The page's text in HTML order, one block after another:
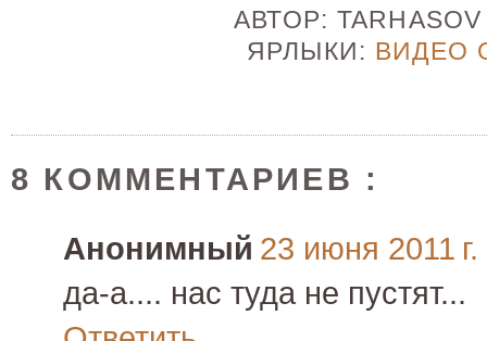
АВТОР:
ЯРЛЫКИ: ВИДЕО
8 КОММЕНТАРИЕВ :
Анонимный 23 июня 2011
да-а.... нас туда не пустят...